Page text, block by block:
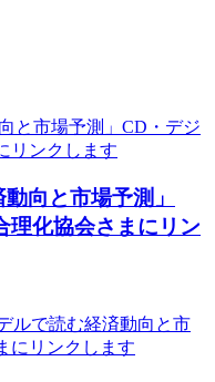
向と市場予測」
化協会さまにリン